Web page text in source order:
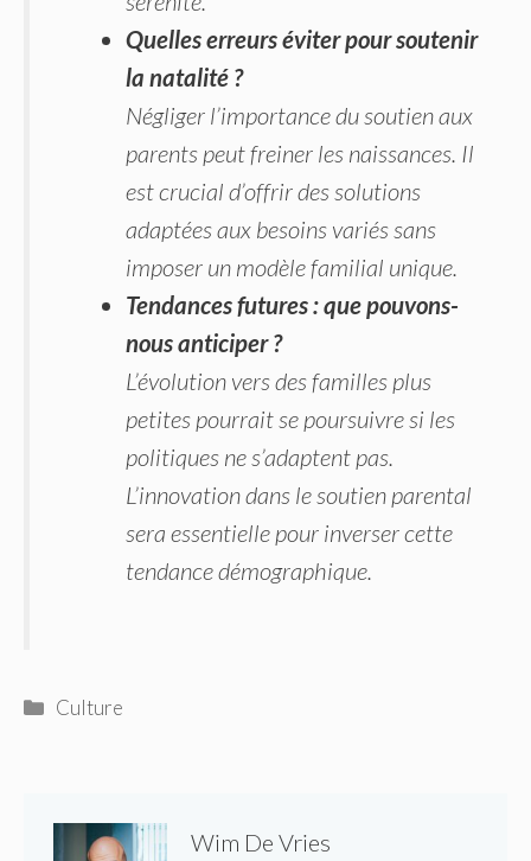
Quelles erreurs éviter pour soutenir
la natalité ?
Négliger l’importance du soutien aux
parents peut freiner les naissances. Il
est crucial d’offrir des solutions
adaptées aux besoins variés sans
imposer un modèle familial unique.
Tendances futures : que pouvons-
nous anticiper ?
L’évolution vers des familles plus
petites pourrait se poursuivre si les
politiques ne s’adaptent pas.
L’innovation dans le soutien parental
sera essentielle pour inverser cette
tendance démographique.
Catégories
Culture
Wim De Vries